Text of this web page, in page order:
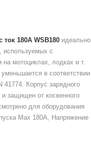
ток 180A WSB180 идеально
используемых с
мотоциклах, лодках и т.
в соответствии
41774. Корпус зарядного
защищен от косвенного
для оборудования
Max 180А, Напряжение